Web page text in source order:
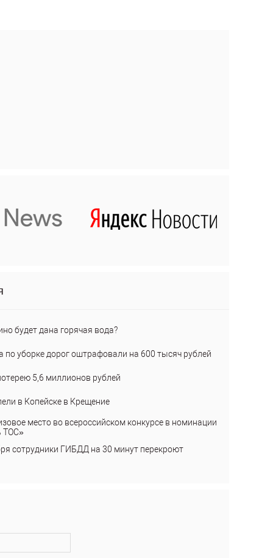
будет дана горячая вода?
по уборке дорог оштрафовали на 600 тысяч рублей
5,6 миллионов рублей
в Копейске в Крещение
место во всероссийском конкурсе в номинации
ТОС»
сотрудники ГИБДД на 30 минут перекроют